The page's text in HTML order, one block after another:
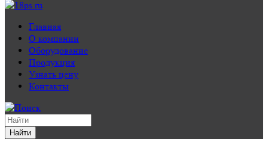
Главная
О компании
Оборудование
Продукция
Узнать цену
Контакты